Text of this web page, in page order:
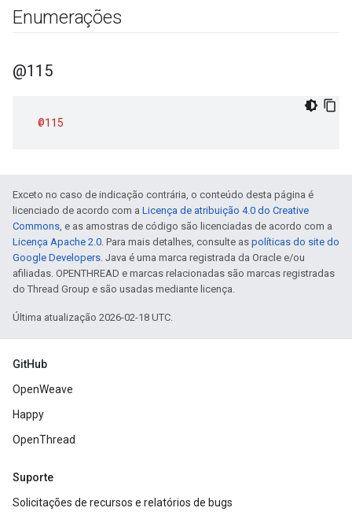
Enumerações
@115
@115
Exceto no caso de indicação contrária, o conteúdo desta página é
licenciado de acordo com a Licença de atribuição 4.0 do Creative
Commons, e as amostras de código são licenciadas de acordo com a
Licença Apache 2.0. Para mais detalhes, consulte as políticas do site do
Google Developers. Java é uma marca registrada da Oracle e/ou
afiliadas. OPENTHREAD e marcas relacionadas são marcas registradas
do Thread Group e são usadas mediante licença.
Última atualização 2026-02-18 UTC.
GitHub
OpenWeave
Happy
OpenThread
Suporte
Solicitações de recursos e relatórios de bugs